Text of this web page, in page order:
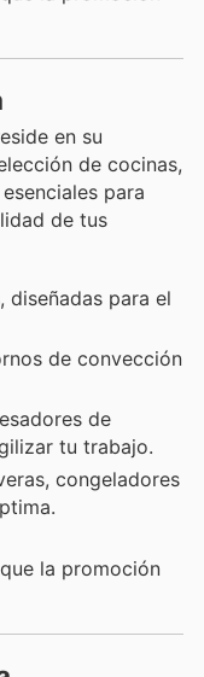
en su
de cocinas,
para
de tus
diseñadas para el
de convección
de
tu trabajo.
congeladores
la promoción